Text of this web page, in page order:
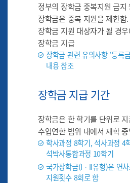
정부의 장학금 중복지원 금
장학금은 중복 지원을 제한함
장학금 지원 대상자가 될 경
장학금 지급
장학금 관련 유의사항 ‘등록
내용 참조
장학금 지급 기간
장학금은 한 학기를 단위로
수업연한 범위 내에서 재학
학사과정 8학기, 석사과정 4
석박사통합과정 10학기
국가장학금(IㆍII유형)은 연
지원횟수 8회로 함